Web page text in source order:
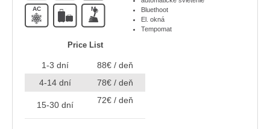
AC M
Bluethoot
El. okná
Tempomat
Price List
1-3 dní
88€ / deň
4-14 dní
78€ / deň
15-30 dní 72€ / deň